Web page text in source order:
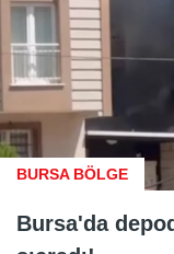
BURSA BÖLGE
Bursa'da